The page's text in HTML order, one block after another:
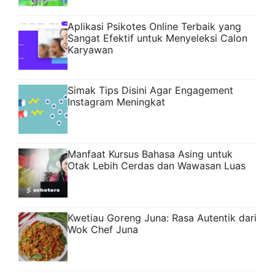
Aplikasi Psikotes Online Terbaik yang
Sangat Efektif untuk Menyeleksi Calon
Karyawan
Simak Tips Disini Agar Engagement
Instagram Meningkat
Manfaat Kursus Bahasa Asing untuk
Otak Lebih Cerdas dan Wawasan Luas
Kwetiau Goreng Juna: Rasa Autentik dari
Wok Chef Juna